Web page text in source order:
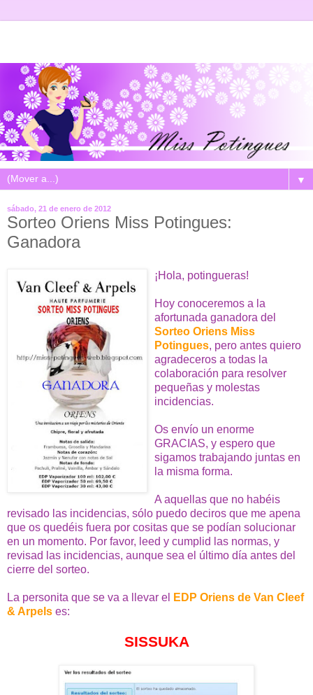
▼
sábado, 21 de enero de 2012
Sorteo Oriens Miss Potingues:
Ganadora
¡Hola, potingueras!
Hoy conoceremos a la
afortunada ganadora del
Sorteo Oriens Miss
Potingues, pero antes quiero
agradeceros a todas la
colaboración para resolver
pequeñas y molestas
incidencias.
Os envío un enorme
GRACIAS, y espero que
sigamos trabajando juntas en
la misma forma.
A aquellas que no habéis
revisado las incidencias, sólo puedo deciros que me apena
que os quedéis fuera por cositas que se podían solucionar
en un momento. Por favor, leed y cumplid las normas, y
revisad las incidencias, aunque sea el último día antes del
cierre del sorteo.
La personita que se va a llevar el
EDP Oriens de Van Cleef
& Arpels es:
SISSUKA